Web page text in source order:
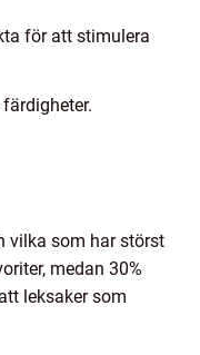
för att stimulera
vilka som har störst
medan 30%
leksaker som